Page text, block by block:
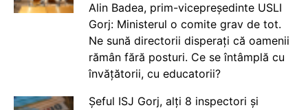
Alin Badea, prim-vicepreședinte USLI
Gorj: Ministerul o comite grav de tot.
Ne sună directorii disperați că oamenii
rămân fără posturi. Ce se întâmplă cu
învățătorii, cu educatorii?
Șeful ISJ Gorj, alți 8 inspectori și